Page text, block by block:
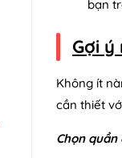
bạn
Gợi ý
Không ít
cần thiết
Chọn